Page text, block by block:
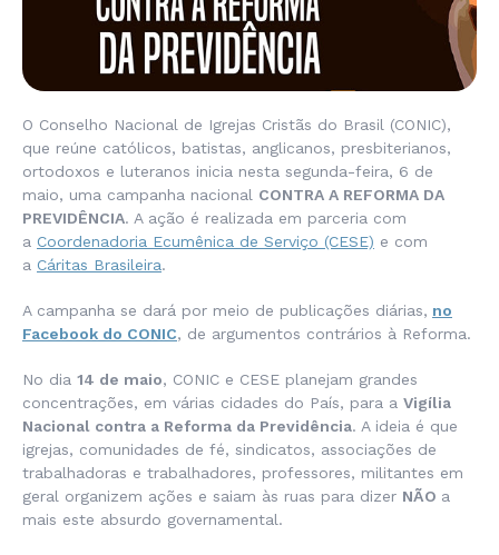
O Conselho Nacional de Igrejas Cristãs do Brasil (CONIC),
que reúne católicos, batistas, anglicanos, presbiterianos,
ortodoxos e luteranos inicia nesta segunda-feira, 6 de
maio, uma campanha nacional CONTRA A REFORMA DA
PREVIDÊNCIA. A ação é realizada em parceria com
a Coordenadoria Ecumênica de Serviço (CESE) e com
a Cáritas Brasileira.
A campanha se dará por meio de publicações diárias, no
Facebook do CONIC, de argumentos contrários à Reforma.
No dia 14 de maio, CONIC e CESE planejam grandes
concentrações, em várias cidades do País, para a Vigília
Nacional contra a Reforma da Previdência. A ideia é que
igrejas, comunidades de fé, sindicatos, associações de
trabalhadoras e trabalhadores, professores, militantes em
geral organizem ações e saiam às ruas para dizer NÃO a
mais este absurdo governamental.